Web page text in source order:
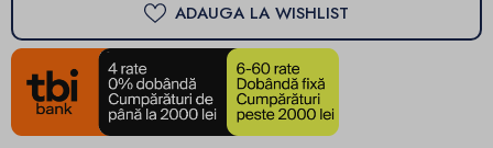
ADAUGA LA WISHLIST